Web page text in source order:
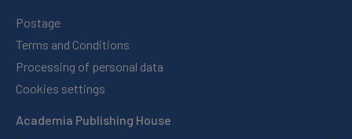
Postage
Terms and Conditions
Processing of personal data
Cookies settings
Academia Publishing House